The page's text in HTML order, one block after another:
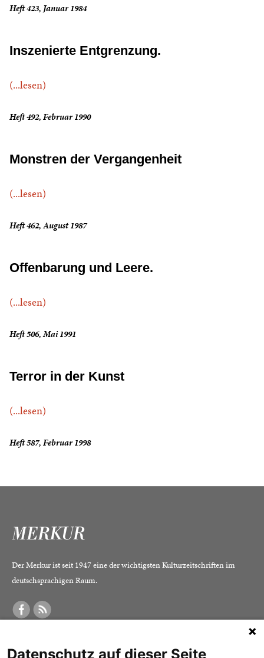
Heft 423, Januar 1984
Inszenierte Entgrenzung.
(...lesen)
Heft 492, Februar 1990
Monstren der Vergangenheit
(...lesen)
Heft 462, August 1987
Offenbarung und Leere.
(...lesen)
Heft 506, Mai 1991
Terror in der Kunst
(...lesen)
Heft 587, Februar 1998
Der Merkur ist seit 1947 eine der wichtigsten Kulturzeitschriften im
deutschsprachigen Raum.
Was ist der Merkur? Alle Abos im Überblick Impressum
Datenschutz auf dieser Seite